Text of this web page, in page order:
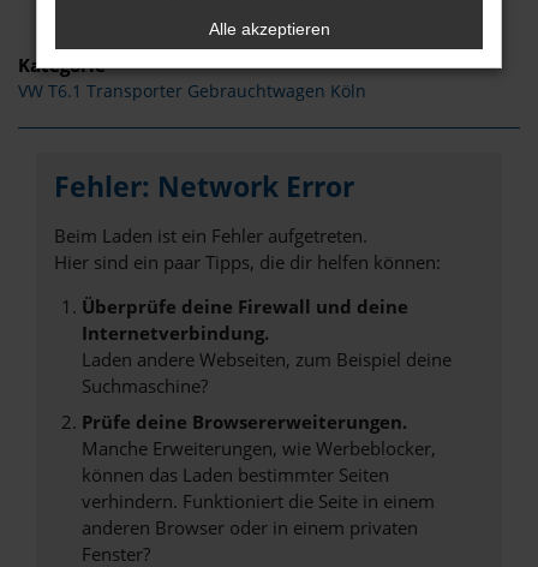
Kategorie
VW T6.1 Transporter Gebrauchtwagen Köln
Fehler: Network Error
Beim Laden ist ein Fehler aufgetreten.
Hier sind ein paar Tipps, die dir helfen können:
Überprüfe deine Firewall und deine
Internetverbindung.
Laden andere Webseiten, zum Beispiel deine
Suchmaschine?
Prüfe deine Browsererweiterungen.
Manche Erweiterungen, wie Werbeblocker,
können das Laden bestimmter Seiten
verhindern. Funktioniert die Seite in einem
anderen Browser oder in einem privaten
Fenster?
Alle akzeptieren